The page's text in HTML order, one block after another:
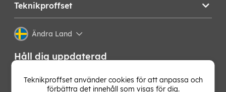
Teknikproffset
Ändra Land
Håll dig uppdaterad
Få de senaste nyheterna, hetaste erbjudandena och
bästa tipsen från oss direkt i din mejlkorg. Signa upp på
Teknikproffset använder cookies för att anpassa och
förbättra det innehåll som visas för dig.